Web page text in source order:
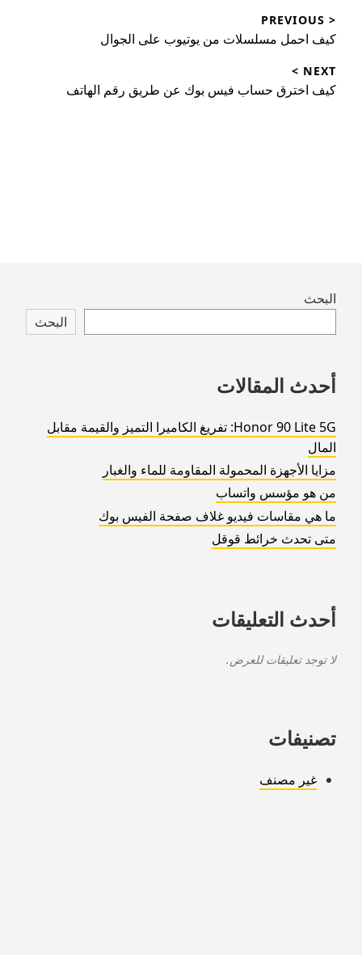
المقالات
< PREVIOUS
Previous
كيف احمل مسلسلات من يوتيوب على الجوال
NEXT >
Next
كيف اخترق حساب فيس بوك عن طريق رقم الهاتف
Skip
footer
البحث
البحث
أحدث المقالات
Honor 90 Lite 5G: تفريغ الكاميرا التميز والقيمة مقابل
المال
مزايا الأجهزة المحمولة المقاومة للماء والغبار
من هو مؤسس واتساب
ما هي مقاسات فيديو غلاف صفحة الفيس بوك
متى تحدث خرائط قوقل
أحدث التعليقات
لا توجد تعليقات للعرض.
تصنيفات
غير مصنف